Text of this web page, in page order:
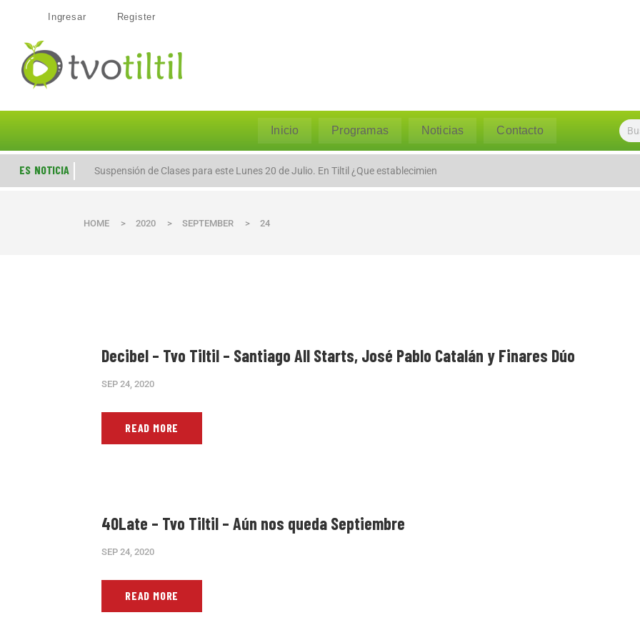
Ingresar Register
Inicio Programas Noticias Contacto
ES NOTICIA
Suspensión de Clases para este Lunes 20 de Julio. En Tiltil ¿Que establecimien
Huertos Familiares: Desconocidos irrumpen en un domicilio, apuñalan a un adoles
HOME > 2020 > SEPTEMBER > 24
Decibel – Tvo Tiltil – Santiago All Starts, José Pablo Catalán y Finares Dúo
SEP 24, 2020
READ MORE
40Late – Tvo Tiltil – Aún nos queda Septiembre
SEP 24, 2020
READ MORE